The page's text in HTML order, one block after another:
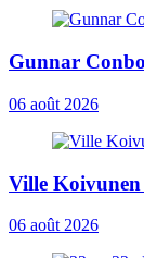
Gunnar
06 août 2026
Ville Koivunen
06 août 2026